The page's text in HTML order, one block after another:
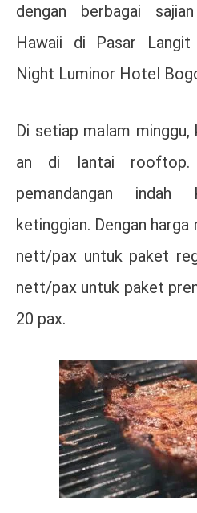
dengan berbagai
Hawaii di Pasar Langit
Night Luminor Hotel
Di setiap malam
an di lantai rooftop.
pemandangan
ketinggian. Dengan harga
nett/pax untuk paket
nett/pax untuk paket
20 pax.